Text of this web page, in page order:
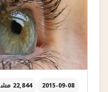
2015-09-08 22,844 مشاهدة